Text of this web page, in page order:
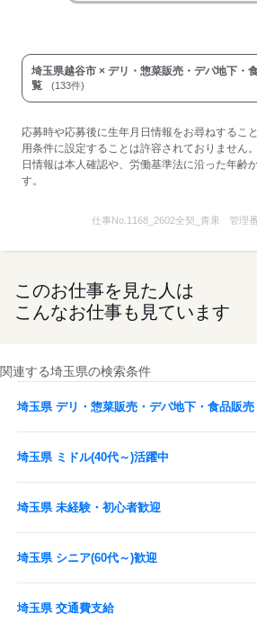
■交通費全額支給（規定あり）
※青果や水産、総菜などの
食材を扱う部門ではマスク着用
▼パートナー社員のみ
■保険完備
※雇用・健康・介護・厚生年金
■年1回の巡回健康診断
■扶養者へクリスマスプレゼント（社内規定
kkw_dm2203
埼玉県越谷市 × デリ・惣菜販売・デパ地下・
覧
(133件)
応募時や応募後に生年月日情報をお尋ねするこ
用条件に設定することは許容されておりません
日情報は本人確認や、労働基準法に沿った年齢
す。
仕事No. 1168_2602全契_青果 管理
このお仕事を見た人は
こんなお仕事も見ています
関連する埼玉県の検索条件
埼玉県 デリ・惣菜販売・デパ地下・食品販売
埼玉県 ミドル(40代～)活躍中
埼玉県 未経験・初心者歓迎
埼玉県 シニア(60代～)歓迎
埼玉県 交通費支給